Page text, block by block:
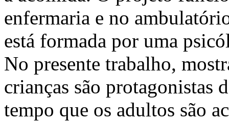
enfermaria e no
está formada por uma
No presente trabalho,
crianças são protagonistas
tempo que os adultos são